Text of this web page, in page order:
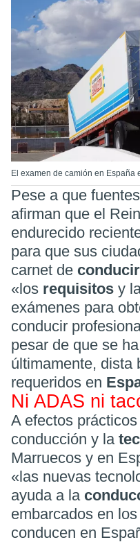
El examen de camión en España
Pese a que fuentes
afirman que el
endurecido
para que sus
carnet de conducir
«los requisitos y
exámenes para
conducir
pesar de que se
últimamente, dista
requeridos en
Ni ADAS ni
A efectos
conducción y la
Marruecos y en
«las nuevas
ayuda a la
embarcados en
conducen en